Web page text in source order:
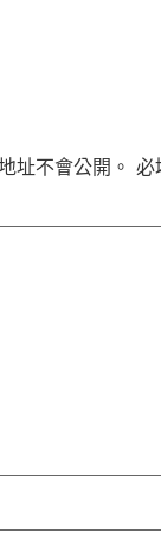
址不會公開。 必